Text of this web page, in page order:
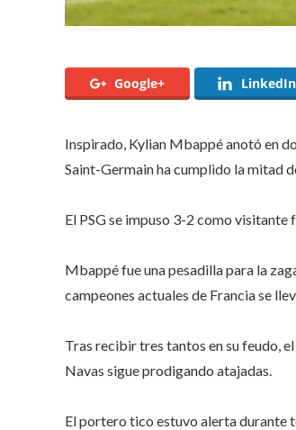
Google+
LinkedIn
Inspirado, Kylian Mbappé anotó en
Saint-Germain ha cumplido la mitad
El PSG se impuso 3-2 como visitante
Mbappé fue una pesadilla para la
campeones actuales de Francia se
Tras recibir tres tantos en su feudo,
Navas sigue prodigando atajadas.
El portero tico estuvo alerta durante